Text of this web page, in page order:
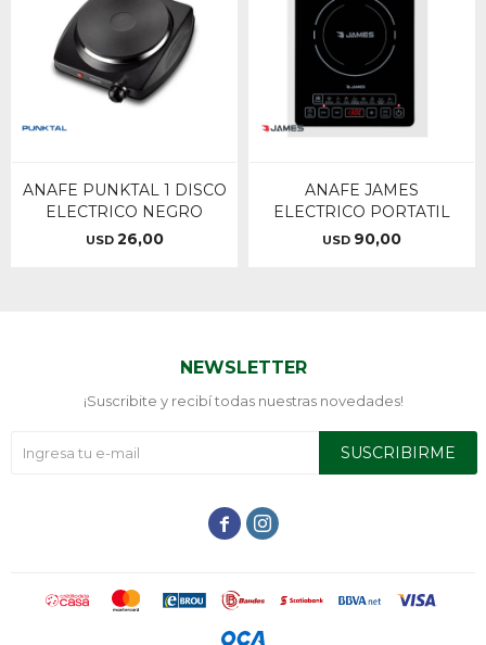
ANAFE PUNKTAL 1 DISCO
ELECTRICO NEGRO
USD 26,00
ANAFE JAMES
ELECTRICO PORTATIL
USD 90,00
NEWSLETTER
¡Suscribite y recibí todas nuestras novedades!
SUSCRIBIRME
 